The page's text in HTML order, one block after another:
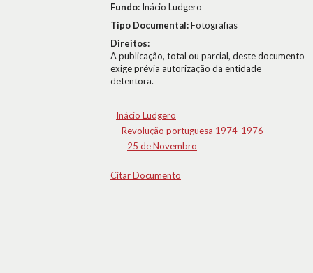
Fundo: Inácio Ludgero
Tipo Documental:Fotografias
Direitos:
A publicação, total ou parcial, deste documento
exige prévia autorização da entidade
detentora.
Inácio Ludgero
Revolução portuguesa 1974-1976
25 de Novembro
Citar Documento